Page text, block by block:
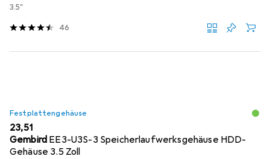
3.5"
46
Festplattengehäuse
EUR
23,51
Gembird EE3-U3S-3 Speicherlaufwerksgehäuse HDD-
Gehäuse 3.5 Zoll